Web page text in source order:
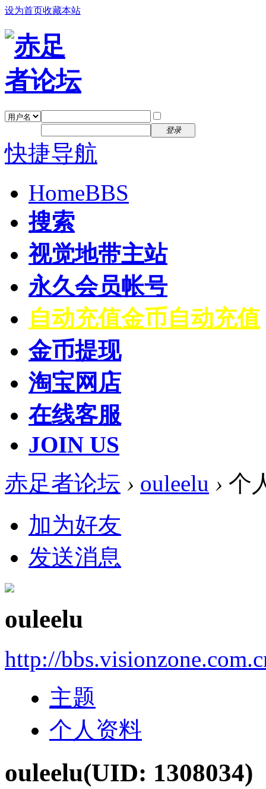
设为首页收藏本站
登录
快捷导航
HomeBBS
搜索
视觉地带主站
永久会员帐号
自动充值金币自动充值
金币提现
淘宝网店
在线客服
JOIN US
赤足者论坛 › ouleelu › 个
加为好友
发送消息
ouleelu
http://
主题
个人资料
ouleelu(UID: 1308034)